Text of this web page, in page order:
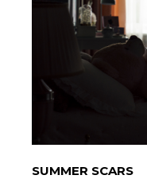
SUMMER SCARS